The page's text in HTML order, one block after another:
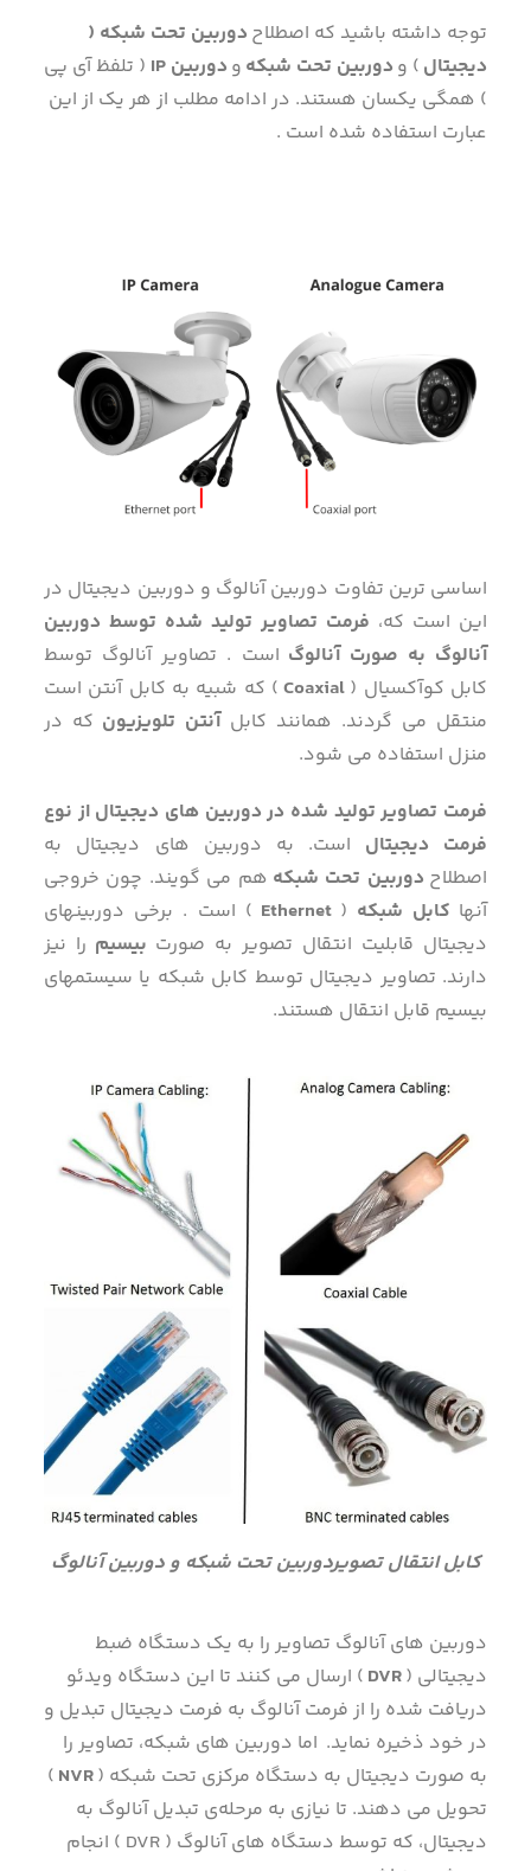
توجه داشته باشید که اصطلاح دوربین تحت شبکه (
دیجیتال ) و دوربین تحت شبکه و دوربین IP
( تلفظ آی پی
) همگی یکسان هستند. در ادامه مطلب از هر یک از این
عبارت استفاده شده است .
اساسی ترین تفاوت دوربین آنالوگ و دوربین دیجیتال در
این است که، فرمت تصاویر تولید شده توسط دوربین
آنالوگ به صورت آنالوگ است . تصاویر آنالوگ توسط
کابل کوآکسیال ( Coaxial) که شبیه به کابل آنتن است
منتقل می گردند. همانند کابلآنتن تلویزیون که در
منزل استفاده می شود.
فرمت تصاویر تولید شده در دوربین های دیجیتال از نوع
فرمت دیجیتال است. به دوربین های دیجیتال به
اصطلاح دوربین تحت شبکه هم می گویند. چون خروجی
آنها کابل شبکه (
Ethernet ) است . برخی دوربینهای
دیجیتال قابلیت انتقال تصویر به صورت بیسیم را نیز
دارند. تصاویر دیجیتال توسط کابل شبکه یا سیستمهای
بیسیم قابل انتقال هستند.
کابل انتقال تصویردوربین تحت شبکه و دوربین آنالوگ
دوربین های آنالوگ تصاویر را به یک دستگاه ضبط
دیجیتالی (DVR ) ارسال می کنند تا این دستگاه ویدئو
دریافت شده را از فرمت آنالوگ به فرمت دیجیتال تبدیل و
در خود ذخیره نماید. اما دوربین های شبکه، تصاویر را
به صورت دیجیتال به دستگاه مرکزی تحت شبکه (NVR‌
)
تحویل می دهند. تا نیازی به مرحله‌ی تبدیل آنالوگ به
دیجیتال، که توسط دستگاه های آنالوگ ( DVR ) انجام